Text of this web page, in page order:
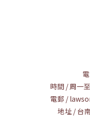
時間 / 周一
電郵 /
地址 / 台